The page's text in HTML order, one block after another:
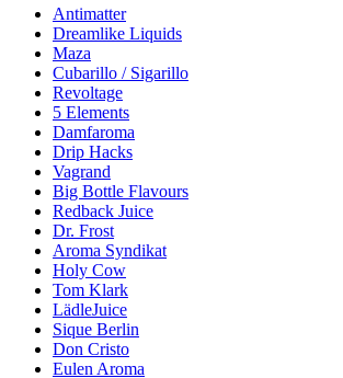
Antimatter
Dreamlike Liquids
Maza
Cubarillo / Sigarillo
Revoltage
5 Elements
Damfaroma
Drip Hacks
Vagrand
Big Bottle Flavours
Redback Juice
Dr. Frost
Aroma Syndikat
Holy Cow
Tom Klark
LädleJuice
Sique Berlin
Don Cristo
Eulen Aroma